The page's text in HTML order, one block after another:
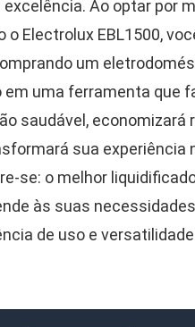
Ao optar por
o Electrolux EBL1500,
um
em uma ferramenta que
saudável, economizará
sua experiência
se: o melhor
às suas
de uso e